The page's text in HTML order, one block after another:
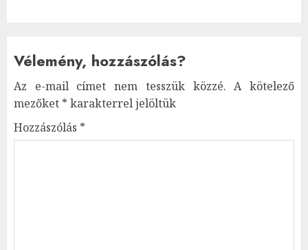
Vélemény, hozzászólás?
Az e-mail címet nem tesszük közzé. A kötelező
mezőket * karakterrel jelöltük
Hozzászólás *